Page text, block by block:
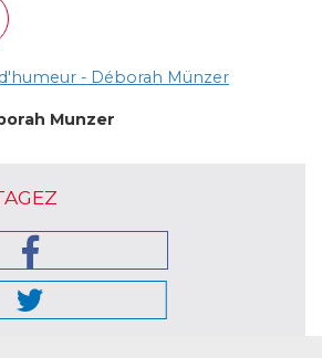
- Déborah Münzer
Munzer